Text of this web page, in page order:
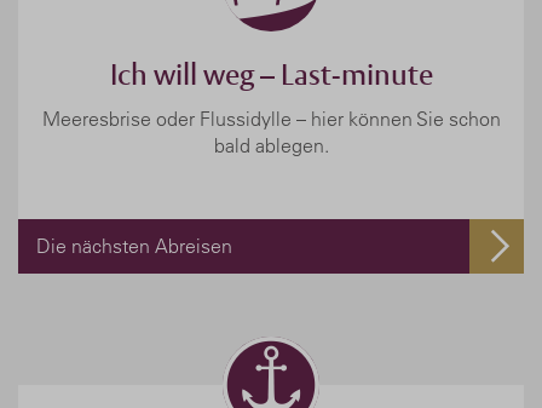
Ich will weg – Last-minute
Meeresbrise oder Flussidylle – hier können Sie schon
bald ablegen.
Die nächsten Abreisen